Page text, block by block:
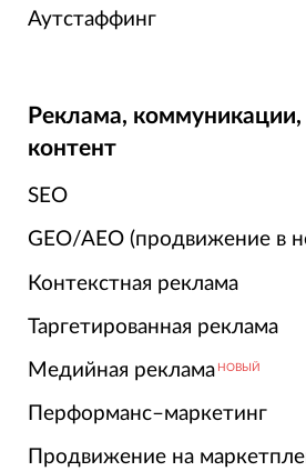
Аутстаффинг
Реклама, коммуникации,
контент
SEO
GEO/AEO (продвижение в
Контекстная реклама
Таргетированная реклама
Медийная реклама НОВЫЙ
Перформанс–маркетинг
Продвижение на